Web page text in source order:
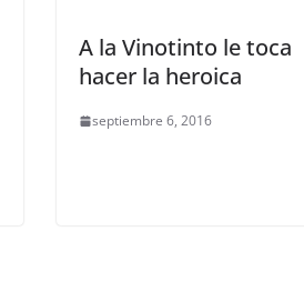
A la Vinotinto le toca
hacer la heroica
septiembre 6, 2016